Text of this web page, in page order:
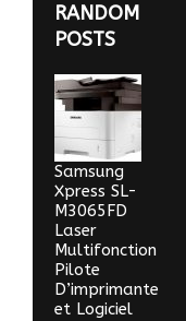
RANDOM
POSTS
Samsung
Xpress SL-
M3065FD
Laser
Multifonction
Pilote
D’imprimante
et Logiciel